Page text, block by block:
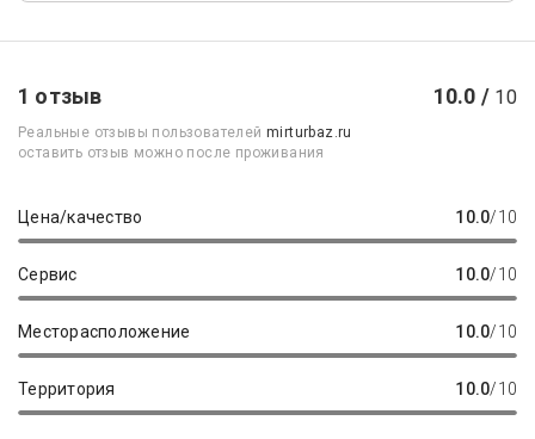
1 отзыв 10.0 / 10
Реальные отзывы пользователейmirturbaz.ru
оставить отзыв можно после проживания
Цена/качество 10.0/10
Сервис 10.0/10
Месторасположение 10.0/10
Территория 10.0/10